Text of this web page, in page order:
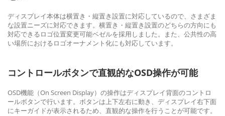
ディスプレイ本体は横置き・縦置き設置に対応しているので、さまざま
な設置ニーズに対応できます。横置き・縦置き設置のどちらの方向にも
対応できるロゴ位置変更可能ベゼルを採用しました。また、公共性の高
い場所におけるロゴオーナメント化にも対応しています。
コントロールボタンで直観的なOSD操作が可能
OSD機能（On Screen Display）の操作はディスプレイ背面のコントロ
ールボタンで行います。ボタンは上下左右に動き、ディスプレイ右下面
にキーガイドが表示されるため、直観的な操作を行うことが可能です。